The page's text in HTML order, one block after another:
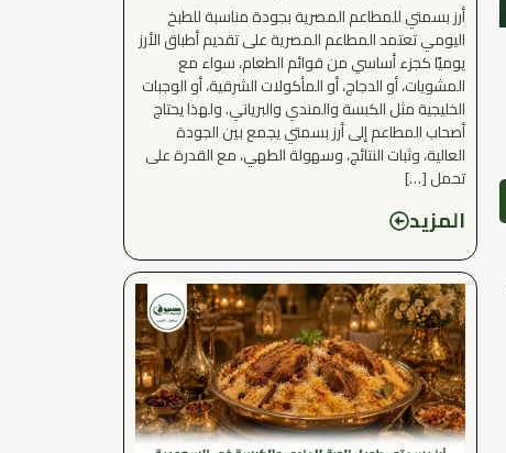
أرز بسمتي للمطاعم المصرية بجودة مناسبة للطبخ
اليومي تعتمد المطاعم المصرية على تقديم أطباق الأرز
يوميًا كجزء أساسي من قوائم الطعام، سواء مع
المشويات، أو الدجاج، أو المأكولات الشرقية، أو الوجبات
الخليجية مثل الكبسة والمندي والبرياني. ولهذا يحتاج
أصحاب المطاعم إلى أرز بسمتي يجمع بين الجودة
العالية، وثبات النتائج، وسهولة الطهي، مع القدرة على
تحمل […]
المزيد